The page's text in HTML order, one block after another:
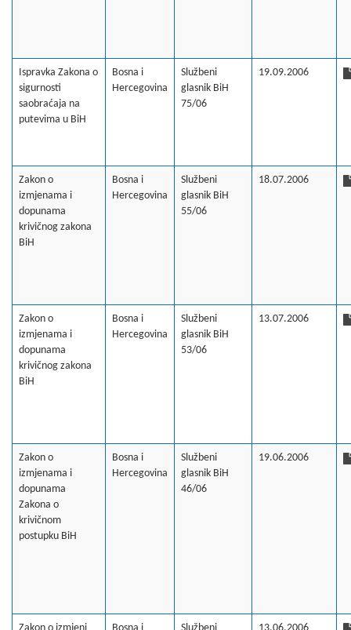
Ispravka Zakona o
sigurnosti
saobraćaja na
putevima u BiH
Bosna i
Hercegovina
Službeni
glasnik BiH
75/06
19.09.2006
Zakon o
izmjenama i
dopunama
krivičnog zakona
BiH
Bosna i
Hercegovina
Službeni
glasnik BiH
55/06
18.07.2006
Zakon o
izmjenama i
dopunama
krivičnog zakona
BiH
Bosna i
Hercegovina
Službeni
glasnik BiH
53/06
13.07.2006
Zakon o
izmjenama i
dopunama
Zakona o
krivičnom
postupku BiH
Bosna i
Hercegovina
Službeni
glasnik BiH
46/06
19.06.2006